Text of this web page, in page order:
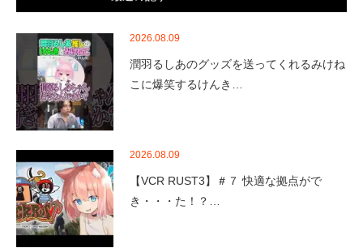
2026.08.09
潤羽るしあのグッズを送ってくれるみけね
こに爆笑するけんき…
2026.08.09
【VCR RUST3】＃７ 快適な拠点がで
き・・・た！？…